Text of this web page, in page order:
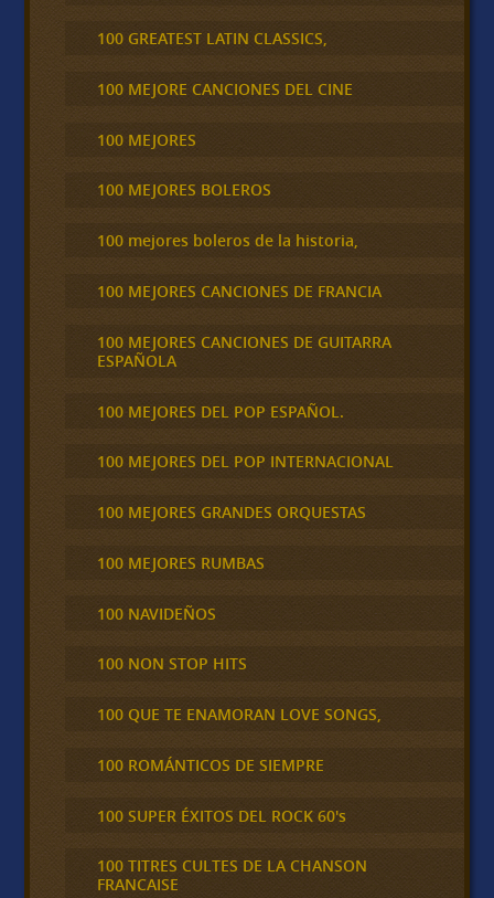
100 GREATEST LATIN CLASSICS,
100 MEJORE CANCIONES DEL CINE
100 MEJORES
100 MEJORES BOLEROS
100 mejores boleros de la historia,
100 MEJORES CANCIONES DE FRANCIA
100 MEJORES CANCIONES DE GUITARRA
ESPAÑOLA
100 MEJORES DEL POP ESPAÑOL.
100 MEJORES DEL POP INTERNACIONAL
100 MEJORES GRANDES ORQUESTAS
100 MEJORES RUMBAS
100 NAVIDEÑOS
100 NON STOP HITS
100 QUE TE ENAMORAN LOVE SONGS,
100 ROMÁNTICOS DE SIEMPRE
100 SUPER ÉXITOS DEL ROCK 60's
100 TITRES CULTES DE LA CHANSON
FRANCAISE